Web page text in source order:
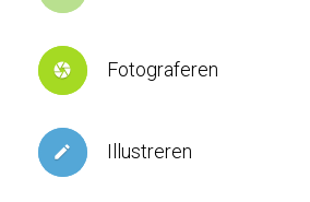
camera Fotograferen
create Illustreren